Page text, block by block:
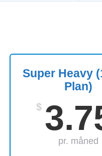
Super Heavy
Plan)
$
pr. måned